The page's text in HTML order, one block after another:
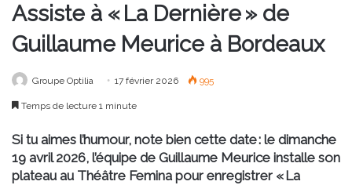
Assiste à « La Dernière » de
Guillaume Meurice à Bordeaux
Groupe Optilia 17 février 2026 995
Temps de lecture 1 minute
Si tu aimes l’humour, note bien cette date : le dimanche
19 avril 2026, l’équipe de Guillaume Meurice installe son
plateau au Théâtre Femina pour enregistrer « La